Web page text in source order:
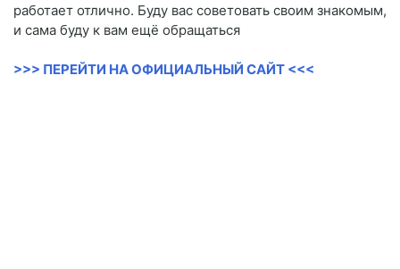
работает отлично. Буду вас советовать своим знакомым,
и сама буду к вам ещё обращаться
>>> ПЕРЕЙТИ НА ОФИЦИАЛЬНЫЙ САЙТ <<<